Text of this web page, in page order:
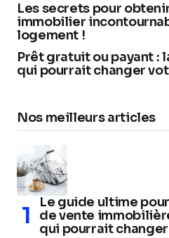
Les secrets pour
immobilier
logement !
Prêt gratuit ou payant :
qui pourrait changer
Nos meilleurs articles
Le guide ultime
de vente
qui pourrait